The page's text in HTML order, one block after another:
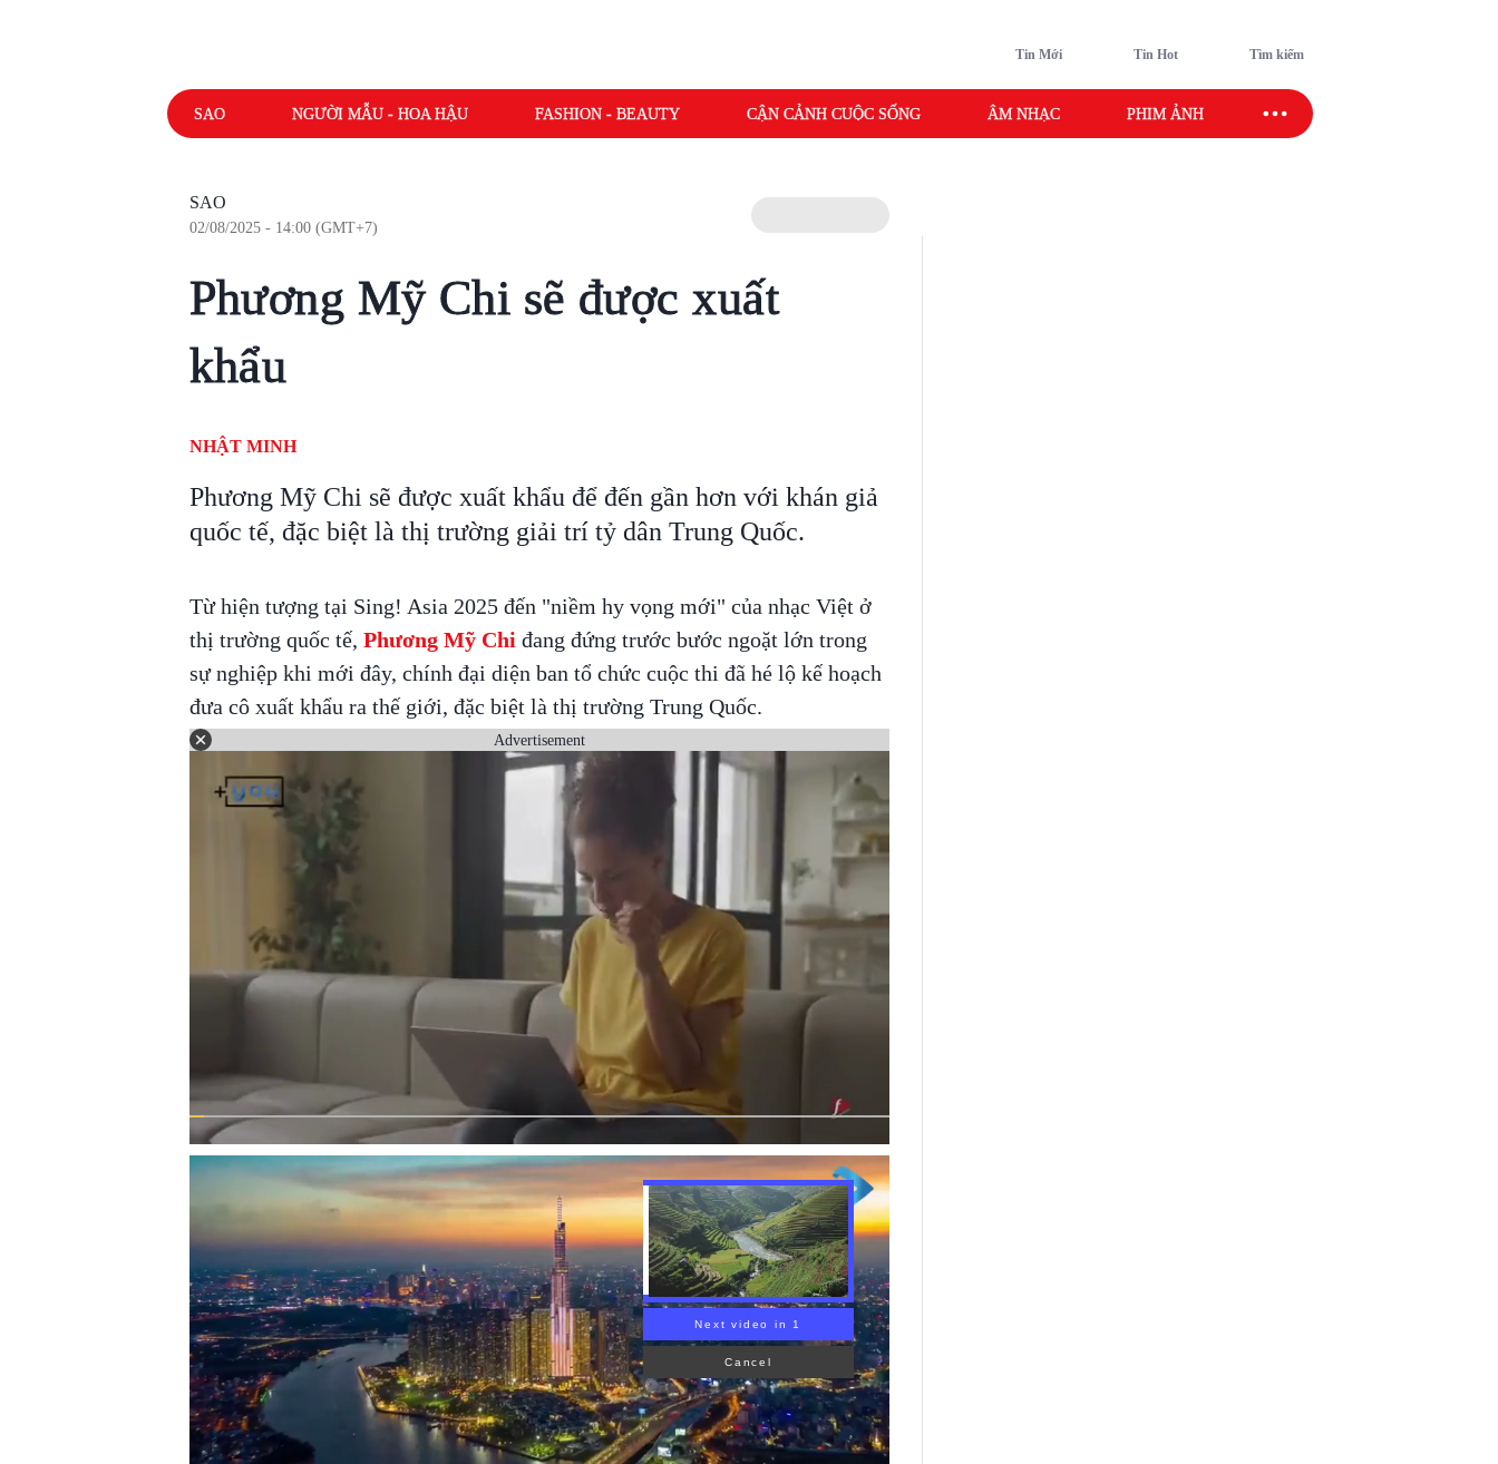
Tin Mới Tin Hot Tìm kiếm
SAO NGƯỜI MẪU - HOA HẬU FASHION - BEAUTY CẬN CẢNH CUỘC SỐNG ÂM NHẠC PHIM ẢNH SAO SPORT
SAO
02/08/2025 - 14:00 (GMT+7)
Phương Mỹ Chi sẽ được xuất
khẩu
NHẬT MINH
Phương Mỹ Chi sẽ được xuất khẩu để đến gần hơn với khán giả
quốc tế, đặc biệt là thị trường giải trí tỷ dân Trung Quốc.
Từ hiện tượng tại Sing! Asia 2025 đến "niềm hy vọng mới" của nhạc Việt ở
thị trường quốc tế, Phương Mỹ Chi đang đứng trước bước ngoặt lớn trong
sự nghiệp khi mới đây, chính đại diện ban tổ chức cuộc thi đã hé lộ kế hoạch
đưa cô xuất khẩu ra thế giới, đặc biệt là thị trường Trung Quốc.
Advertisement